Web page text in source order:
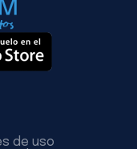
de uso